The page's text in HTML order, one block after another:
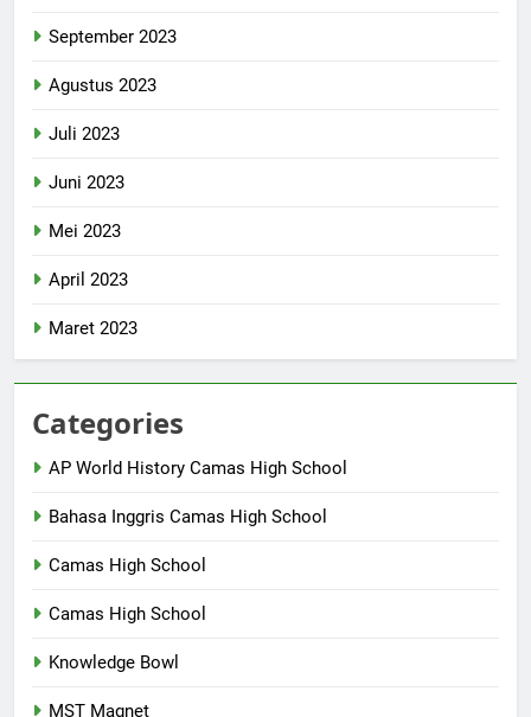
September 2023
Agustus 2023
Juli 2023
Juni 2023
Mei 2023
April 2023
Maret 2023
Categories
AP World History Camas High School
Bahasa Inggris Camas High School
Camas High School
Camas High School
Knowledge Bowl
MST Magnet